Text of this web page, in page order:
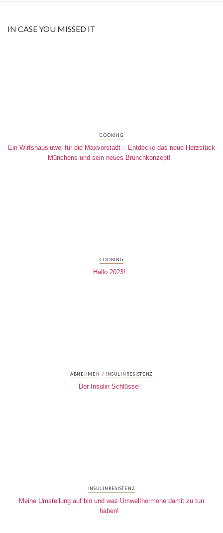
IN CASE YOU MISSED IT
COOKING
Ein Wirtshausjuwel für die Maxvorstadt – Entdecke das neue Herzstück
Münchens und sein neues Brunchkonzept!
COOKING
Hallo 2023!
ABNEHMEN / INSULINRESISTENZ
Der Insulin Schlüssel
INSULINRESISTENZ
Meine Umstellung auf bio und was Umwelthormone damit zu tun
haben!